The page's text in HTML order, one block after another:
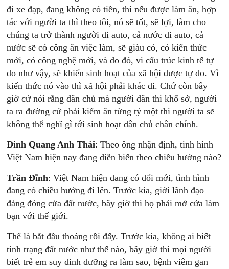
đi xe đạp, đang không có tiền, thì nếu được làm ăn, hợp
tác với người ta thì theo tôi, nó sẽ tốt, sẽ lợi, làm cho
chúng ta trở thành người đi auto, cả nước đi auto, cả
nước sẽ có công ăn việc làm, sẽ giàu có, có kiến thức
mới, có công nghệ mới, và do đó, vì cấu trúc kinh tế tự
do như vậy, sẽ khiến sinh hoạt của xã hội được tự do. Vì
kiến thức nó vào thì xã hội phải khác đi. Chứ còn bây
giờ cứ nói rằng dân chủ mà người dân thì khổ sở, người
ta ra đường cứ phải kiếm ăn từng tý một thì người ta sẽ
không thể nghĩ gì tới sinh hoạt dân chủ chân chính.
Đinh Quang Anh Thái: Theo ông nhận định, tình hình
Việt Nam hiện nay đang diễn biến theo chiều hướng nào?
Trần Đĩnh: Việt Nam hiện đang có đổi mới, tình hình
đang có chiều hướng đi lên. Trước kia, giới lãnh đạo
đảng đóng cửa đất nước, bây giờ thì họ phải mở cửa làm
bạn với thế giới.
Thế là bắt đầu thoáng rồi đấy. Trước kia, không ai biết
tình trạng đất nước như thế nào, bây giờ thì mọi người
biết trẻ em suy dinh dưỡng ra làm sao, bệnh viêm gan